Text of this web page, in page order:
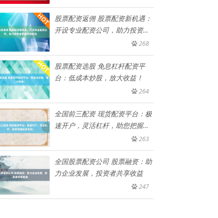
股票配资返佣 股票配资新机遇：
开设专业配资公司，助力投资者
268
股票配资选股 免息杠杆配资平
台：低成本炒股，放大收益！
264
全国前三配资 现货配资平台：极
速开户，灵活杠杆，助您把握投
263
全国股票配资公司 股票融资：助
力企业发展，投资者共享收益
247